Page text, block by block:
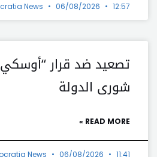
News 06/08/2026 12:57 م
تصعيد ضد قرار
شورى الدولة
READ MORE »
News 06/08/2026 11:41 ص